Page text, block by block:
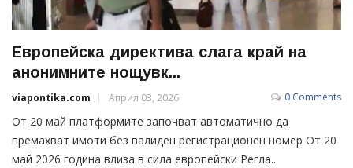
Европейска директива слага край на
анонимните нощувк...
viapontika.com Април 03, 2026 0 Comments
От 20 май платформите започват автоматично да
премахват имоти без валиден регистрационен номер От 20
май 2026 година влиза в сила европейски Регла...